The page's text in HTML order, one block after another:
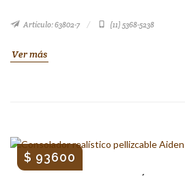
Artículo: 63802-7 (11) 5368-5238
Ver más
$ 93600